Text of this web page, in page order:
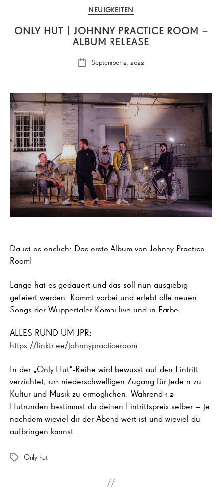
Kategorien
NEUIGKEITEN
ONLY HUT | JOHNNY PRACTICE ROOM –
ALBUM RELEASE
Veröffentlichungsdatum
September 2, 2022
Da ist es endlich: Das erste Album von Johnny Practice
Room!
Lange hat es gedauert und das soll nun ausgiebig
gefeiert werden. Kommt vorbei und erlebt alle neuen
Songs der Wuppertaler Kombi live und in Farbe.
ALLES RUND UM JPR:
https://linktr.ee/johnnypracticeroom
In der „Only Hut“-Reihe wird bewusst auf den Eintritt
verzichtet, um niederschwelligen Zugang für jede:n zu
Kultur und Musik zu ermöglichen. Während 1-2
Hutrunden bestimmst du deinen Eintrittspreis selber – je
nachdem wieviel dir der Abend wert ist und wieviel du
aufbringen kannst.
Schlagwörter
Only hut